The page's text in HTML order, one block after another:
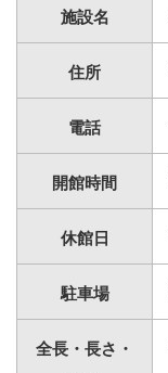
施設名
住所
電話
開館時間
休館日
駐車場
全長・長さ・